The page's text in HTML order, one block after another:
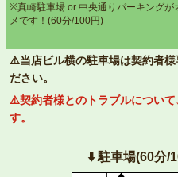
※真崎駐車場 or 中央通りパーキングが
メです！(60分/100円)
⚠️当店ビル横の駐車場は契約者
ださい。
⚠️契約者様とのトラブルについ
す。
⬇️ 駐車場(60分/